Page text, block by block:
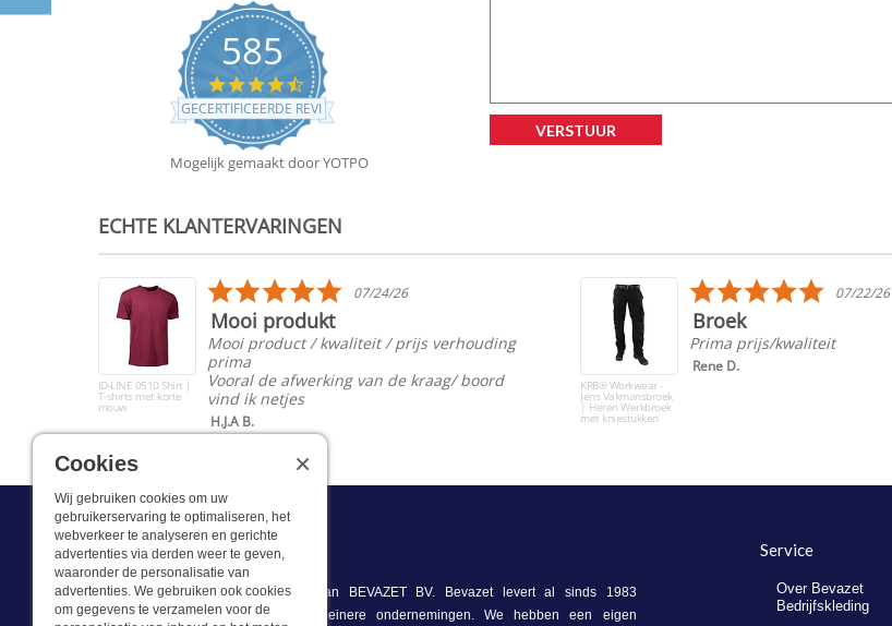
585
4.5
star
rating
GECERTIFICEERDE REVIEWS
Mogelijk gemaakt door YOTPO
ECHTE KLANTERVARINGEN
Reviews
ID-LINE 0510 Shirt |
T-shirts met korte
mouw
5.0
star
07/24/26
Mooi produkt
Mooi product / kwaliteit / prijs verhouding
prima
Vooral de afwerking van de kraag/ boord
vind ik netjes
H.J.A B.
KRB® Workwear -
Jens Vakmansbroek
| Heren Werkbroek
met kniestukken
5.0
star
07/22/26
Broek
Prima prijs/kwaliteit
Rene D.
Service
Over Bevazet
Bedrijfskleding
Wat we doen
Deze webshop is onderdeel van BEVAZET BV. Bevazet levert al sinds 1983
bedrijfskleding aan grote en kleinere ondernemingen. We hebben een eigen
Cookies
Wij gebruiken cookies om uw
gebruikerservaring te optimaliseren, het
webverkeer te analyseren en gerichte
advertenties via derden weer te geven,
waaronder de personalisatie van
advertenties. We gebruiken ook cookies
om gegevens te verzamelen voor de
×